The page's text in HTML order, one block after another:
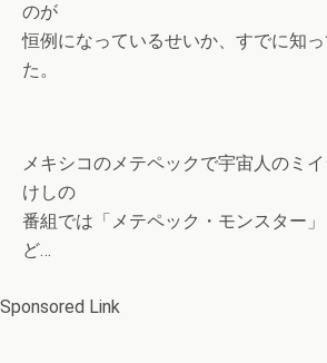
のが
恒例になっているせいか、すでに知
た。
メキシコのメテペックで宇宙人のミ
けしの
番組では「メテペック・モンスター
ど…
Sponsored Link